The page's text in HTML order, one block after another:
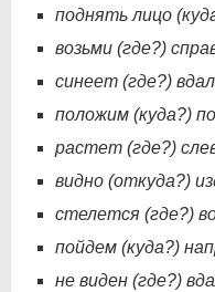
поднять лицо
возьми (где?)
синеет (где?)
положим (куда?)
растет (где?)
видно (откуда?)
стелется (где?)
пойдем (куда?)
не виден (где?)